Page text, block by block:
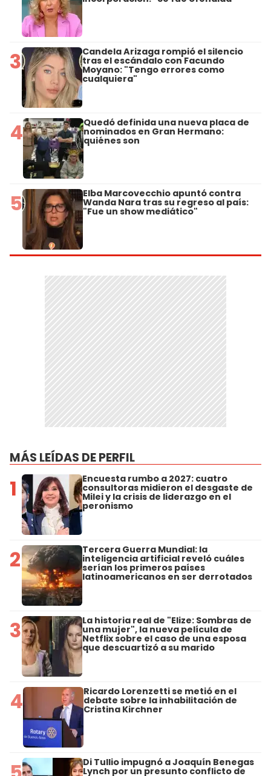
3 Candela Arizaga rompió el silencio
tras el escándalo con Facundo
Moyano: "Tengo errores como
cualquiera"
4 Quedó definida una nueva placa de
nominados en Gran Hermano:
quiénes son
5 Elba Marcovecchio apuntó contra
Wanda Nara tras su regreso al país:
"Fue un show mediático"
MÁS LEÍDAS DE PERFIL
1 Encuesta rumbo a 2027: cuatro
consultoras midieron el desgaste de
Milei y la crisis de liderazgo en el
peronismo
2 Tercera Guerra Mundial: la
inteligencia artificial reveló cuáles
serían los primeros países
latinoamericanos en ser derrotados
3 La historia real de "Elize: Sombras de
una mujer", la nueva película de
Netflix sobre el caso de una esposa
que descuartizó a su marido
4 Ricardo Lorenzetti se metió en el
debate sobre la inhabilitación de
Cristina Kirchner
Di Tullio impugnó a Joaquín Benegas
Lynch por un presunto conflicto de